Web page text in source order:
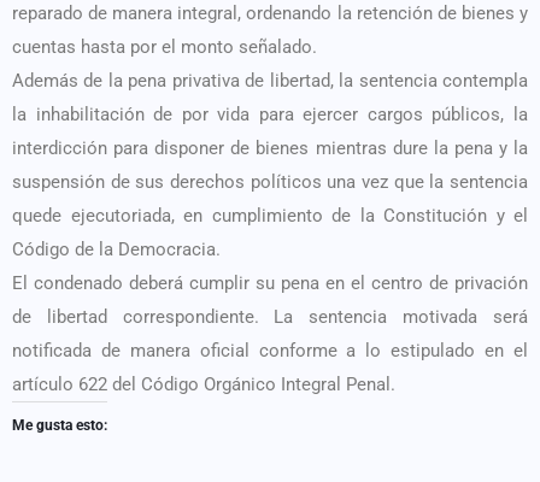
reparado de manera integral, ordenando la retención de bienes y
cuentas hasta por el monto señalado.
Además de la pena privativa de libertad, la sentencia contempla
la inhabilitación de por vida para ejercer cargos públicos, la
interdicción para disponer de bienes mientras dure la pena y la
suspensión de sus derechos políticos una vez que la sentencia
quede ejecutoriada, en cumplimiento de la Constitución y el
Código de la Democracia.
El condenado deberá cumplir su pena en el centro de privación
de libertad correspondiente. La sentencia motivada será
notificada de manera oficial conforme a lo estipulado en el
artículo 622 del Código Orgánico Integral Penal.
Me gusta esto: